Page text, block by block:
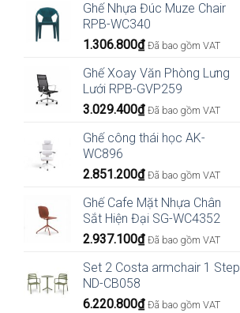
Ghế Nhựa Đúc Muze Chair
RPB-WC340
1.306.800₫ Đã bao gồm VAT
Ghế Xoay Văn Phòng Lưng
Lưới RPB-GVP259
3.029.400₫ Đã bao gồm VAT
Ghế công thái học AK-
WC896
2.851.200₫ Đã bao gồm VAT
Ghế Cafe Mặt Nhựa Chân
Sắt Hiện Đại SG-WC4352
2.937.100₫ Đã bao gồm VAT
Set 2 Costa armchair 1 Step
ND-CB058
6.220.800₫ Đã bao gồm VAT